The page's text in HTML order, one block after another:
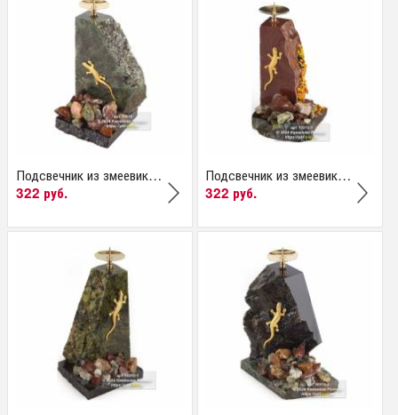
Подсвечник из змеевика...
322 руб.
Подсвечник из змеевика...
322 руб.